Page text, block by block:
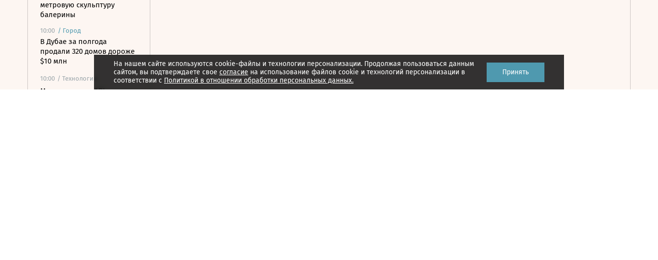
метровую скульптуру
балерины
10:00 / Город
В Дубае за полгода
продали 320 домов дороже
$10 млн
10:00 / Технологии
Mах открывает API для
На нашем сайте используются cookie-файлы и технологии персонализации. Продолжая пользоваться данным
сайтом, вы подтверждаете свое согласие на использование файлов cookie и технологий персонализации в
соответствии с Политикой в отношении обработки персональных данных.
Принять